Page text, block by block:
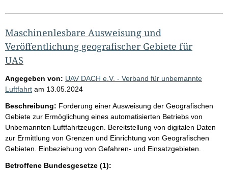
Maschinenlesbare Ausweisung und
Veröffentlichung geografischer Gebiete für
UAS
Angegeben von: UAV DACH e.V. - Verband für unbemannte
Luftfahrt am 13.05.2024
Beschreibung: Forderung einer Ausweisung der Geografischen
Gebiete zur Ermöglichung eines automatisierten Betriebs von
Unbemannten Luftfahrtzeugen. Bereitstellung von digitalen Daten
zur Ermittlung von Grenzen und Einrichtung von Geografischen
Gebieten. Einbeziehung von Gefahren- und Einsatzgebieten.
Betroffene Bundesgesetze (1):